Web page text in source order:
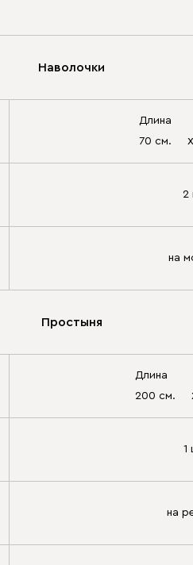
Наволочки
Длина
70 см.
х
2
на
Простыня
Длина
200 см.
1
на